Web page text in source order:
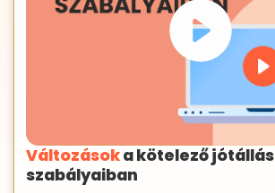
Változásoka kötelező jótállás
szabályaiban